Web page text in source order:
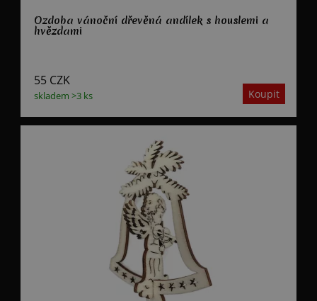
Ozdoba vánoční dřevěná andílek s houslemi a
hvězdami
skladem >3 ks
55 CZK